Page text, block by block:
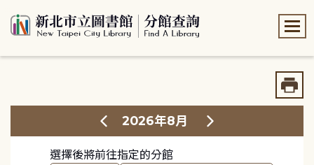
2026年8月
選擇後將前往指定的分館